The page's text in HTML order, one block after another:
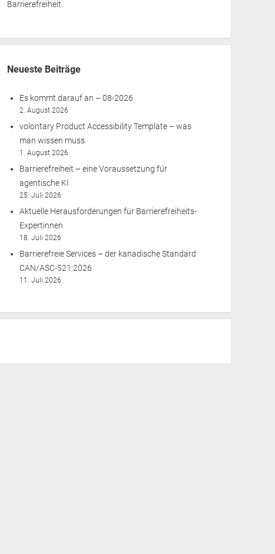
Barrierefreiheit
Neueste Beiträge
Es kommt darauf an – 08-2026
2. August 2026
volontary Product Accessibility Template – was
man wissen muss
1. August 2026
Barrierefreiheit – eine Voraussetzung für
agentische KI
25. Juli 2026
Aktuelle Herausforderungen für Barrierefreiheits-
Expertinnen
18. Juli 2026
Barrierefreie Services – der kanadische Standard
CAN/ASC-521:2026
11. Juli 2026